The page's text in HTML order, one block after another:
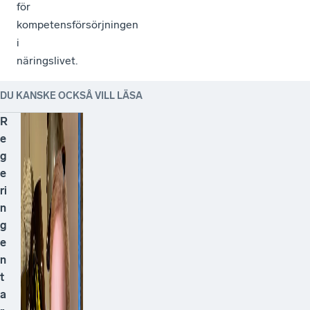
för
kompetensförsörjningen
i
näringslivet.
DU KANSKE OCKSÅ VILL LÄSA
R
e
g
e
ri
n
g
e
n
t
a